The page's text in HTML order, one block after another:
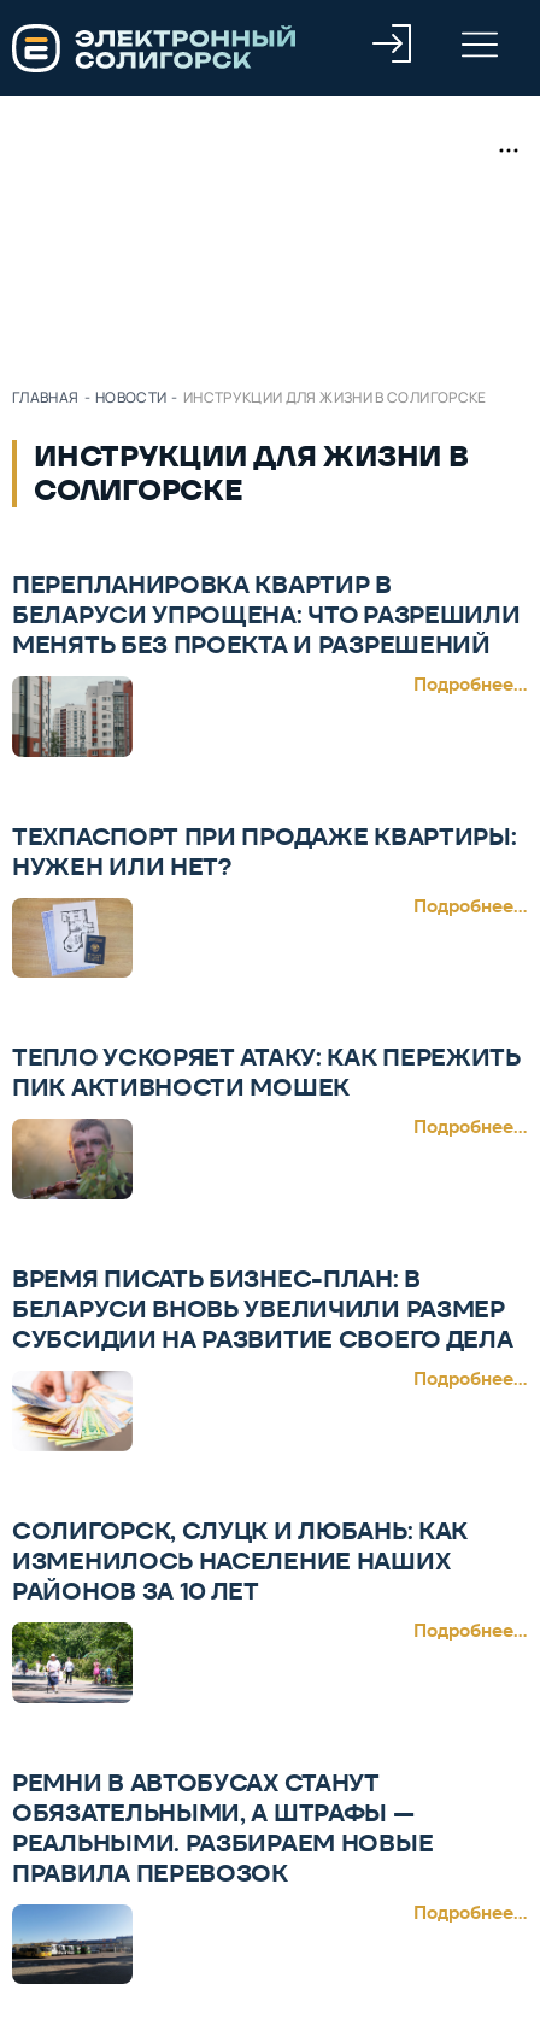
ГЛАВНАЯ - НОВОСТИ - ИНСТРУКЦИИ ДЛЯ ЖИЗНИ В СОЛИГОРСКЕ
ИНСТРУКЦИИ ДЛЯ ЖИЗНИ В
СОЛИГОРСКЕ
ПЕРЕПЛАНИРОВКА КВАРТИР В
БЕЛАРУСИ УПРОЩЕНА: ЧТО РАЗРЕШИЛИ
МЕНЯТЬ БЕЗ ПРОЕКТА И РАЗРЕШЕНИЙ
Подробнее...
ТЕХПАСПОРТ ПРИ ПРОДАЖЕ КВАРТИРЫ:
НУЖЕН ИЛИ НЕТ?
Подробнее...
ТЕПЛО УСКОРЯЕТ АТАКУ: КАК ПЕРЕЖИТЬ
ПИК АКТИВНОСТИ МОШЕК
Подробнее...
ВРЕМЯ ПИСАТЬ БИЗНЕС-ПЛАН: В
БЕЛАРУСИ ВНОВЬ УВЕЛИЧИЛИ РАЗМЕР
СУБСИДИИ НА РАЗВИТИЕ СВОЕГО ДЕЛА
Подробнее...
СОЛИГОРСК, СЛУЦК И ЛЮБАНЬ: КАК
ИЗМЕНИЛОСЬ НАСЕЛЕНИЕ НАШИХ
РАЙОНОВ ЗА 10 ЛЕТ
Подробнее...
РЕМНИ В АВТОБУСАХ СТАНУТ
ОБЯЗАТЕЛЬНЫМИ, А ШТРАФЫ —
РЕАЛЬНЫМИ. РАЗБИРАЕМ НОВЫЕ
ПРАВИЛА ПЕРЕВОЗОК
Подробнее...